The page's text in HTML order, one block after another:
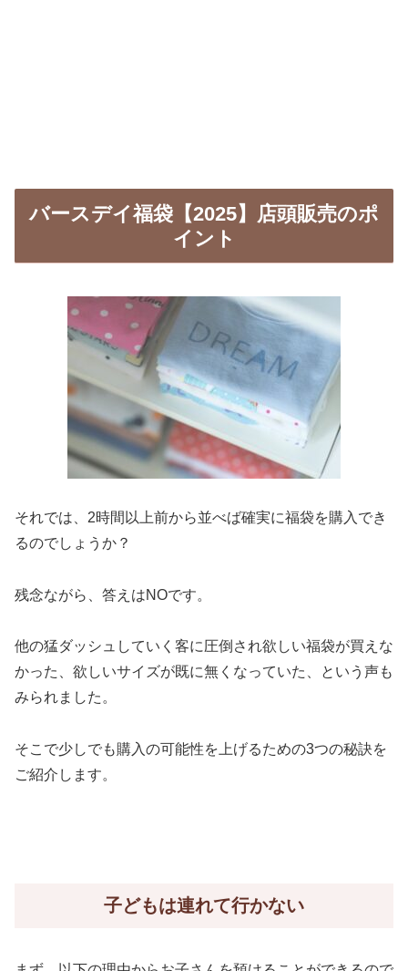
バースデイ福袋【2025】店頭販売のポ
イント
それでは、2時間以上前から並べば確実に福袋を購入でき
るのでしょうか？
残念ながら、答えはNOです。
他の猛ダッシュしていく客に圧倒され欲しい福袋が買えな
かった、欲しいサイズが既に無くなっていた、という声も
みられました。
そこで少しでも購入の可能性を上げるための3つの秘訣を
ご紹介します。
子どもは連れて行かない